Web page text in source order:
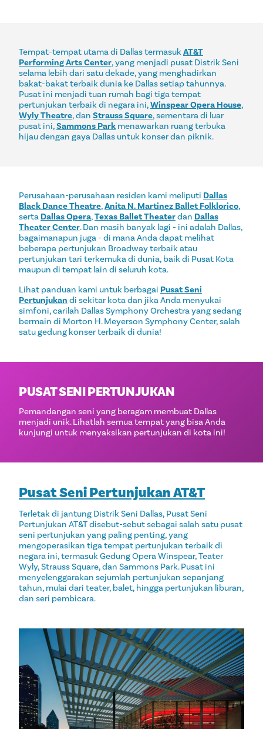
Tempat-tempat utama di Dallas termasukAT&T
Performing Arts Center, yang menjadi pusat Distrik Seni
selama lebih dari satu dekade, yang menghadirkan
bakat-bakat terbaik dunia ke Dallas setiap tahunnya.
Pusat ini menjadi tuan rumah bagi tiga tempat
pertunjukan terbaik di negara ini,Winspear Opera House,
Wyly Theatre, dan Strauss Square, sementara di luar
pusat ini,Sammons Park menawarkan ruang terbuka
hijau dengan gaya Dallas untuk konser dan piknik.
Perusahaan-perusahaan residen kami meliputi Dallas
Black Dance Theatre,Anita N. Martinez Ballet Folklorico,
serta Dallas Opera,Texas Ballet Theaterdan Dallas
Theater Center. Dan masih banyak lagi - ini adalah Dallas,
bagaimanapun juga - di mana Anda dapat melihat
beberapa pertunjukan Broadway terbaik atau
pertunjukan tari terkemuka di dunia, baik di Pusat Kota
maupun di tempat lain di seluruh kota.
Lihat panduan kami untuk berbagai Pusat Seni
Pertunjukan di sekitar kota dan jika Anda menyukai
simfoni, carilah Dallas Symphony Orchestra yang sedang
bermain di Morton H. Meyerson Symphony Center, salah
satu gedung konser terbaik di dunia!
PUSAT SENI PERTUNJUKAN
Pemandangan seni yang beragam membuat Dallas
menjadi unik. Lihatlah semua tempat yang bisa Anda
kunjungi untuk menyaksikan pertunjukan di kota ini!
Pusat Seni Pertunjukan AT&T
Terletak di jantung Distrik Seni Dallas, Pusat Seni
Pertunjukan AT&T disebut-sebut sebagai salah satu pusat
seni pertunjukan yang paling penting, yang
mengoperasikan tiga tempat pertunjukan terbaik di
negara ini, termasuk Gedung Opera Winspear, Teater
Wyly, Strauss Square, dan Sammons Park. Pusat ini
menyelenggarakan sejumlah pertunjukan sepanjang
tahun, mulai dari teater, balet, hingga pertunjukan liburan,
dan seri pembicara.